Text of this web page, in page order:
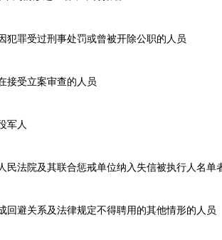
受过刑事处罚或曾被开除公职的人员
受立案审查的人员
人
院及其联合惩戒单位纳入失信被执行人名单
关系及法律规定不得聘用的其他情形的人员